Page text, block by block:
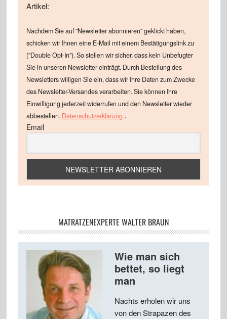
Artikel:
Nachdem Sie auf "Newsletter abonnieren" geklickt haben,
schicken wir Ihnen eine E-Mail mit einem Bestätigungslink zu
("Double Opt-In"). So stellen wir sicher, dass kein Unbefugter
Sie in unseren Newsletter einträgt. Durch Bestellung des
Newsletters willigen Sie ein, dass wir Ihre Daten zum Zwecke
des Newsletter-Versandes verarbeiten. Sie können Ihre
Einwilligung jederzeit widerrufen und den Newsletter wieder
abbestellen. Datenschutzerklärung .
Email
MATRATZENEXPERTE WALTER BRAUN
Wie man sich
bettet, so liegt
man
Nachts erholen wir uns
von den Strapazen des